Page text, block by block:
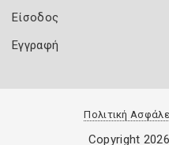
Είσοδος
Εγγραφή
Πολιτική
Copyright 2026